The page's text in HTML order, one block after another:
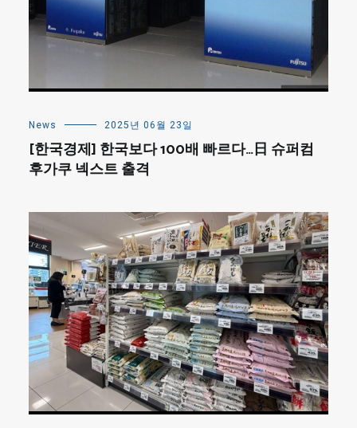
News 2025년 06월 23일
[한국경제] 한국보다 100배 빠르다…日 슈퍼컴
후가쿠 넥스트 출격